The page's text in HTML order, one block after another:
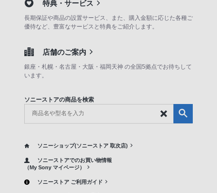
特典・サービス
長期保証や商品の設置サービス、また、購入金額に応じた各種ご
優待など、豊富なサービスと特典をご紹介します。
店舗のご案内
銀座・札幌・名古屋・大阪・福岡天神 の全国5拠点でお待ちして
います。
ソニーストアの商品を検索
ソニーショップ(ソニーストア 取次店)
ソニーストアでのお買い物情報
（My Sony マイページ）
ソニーストア ご利用ガイド